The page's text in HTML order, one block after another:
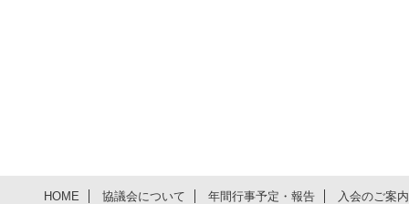
HOME 協議会について 年間行事予定・報告 入会のご案